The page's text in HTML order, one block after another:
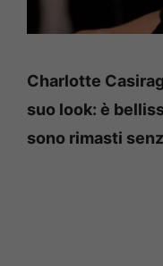
Charlotte
suo look: è
sono rimasti